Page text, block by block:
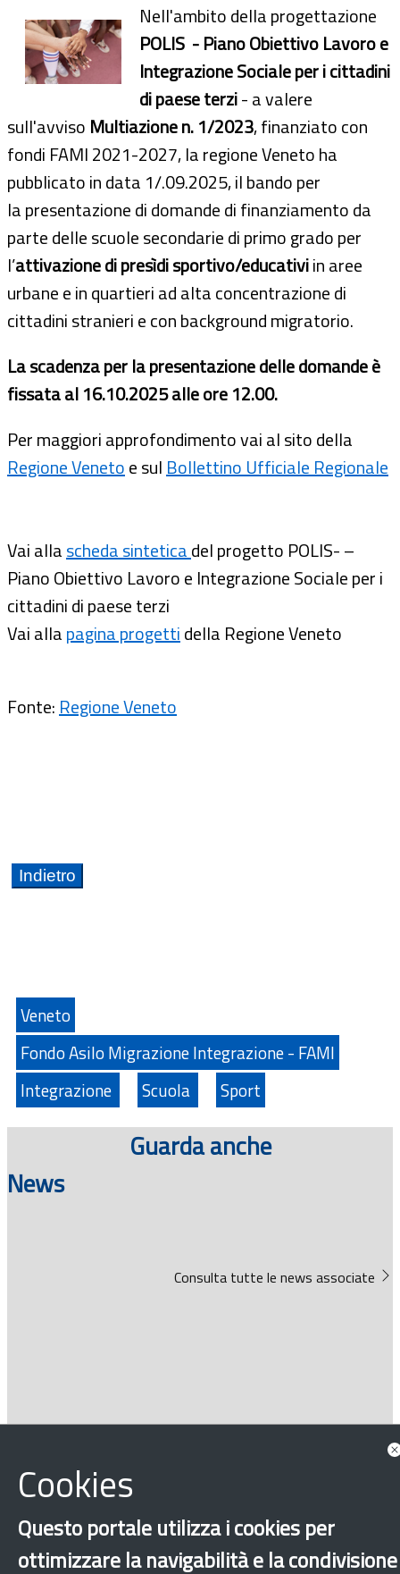
Nell'ambito della progettazione
POLIS - Piano Obiettivo Lavoro e
Integrazione Sociale per i cittadini
di paese terzi- a valere
sull'avviso Multiazione n. 1/2023, finanziato con
fondi FAMI 2021-2027, la regione Veneto ha
pubblicato in data 1/.09.2025, il bando per
la presentazione di domande di finanziamento da
parte delle scuole secondarie di primo grado per
l’attivazione di presìdi sportivo/educativiin aree
urbane e in quartieri ad alta concentrazione di
cittadini stranieri e con background migratorio.
La scadenza per la presentazione delle domande è
fissata al 16.10.2025 alle ore 12.00.
Per maggiori approfondimento vai al sito della
Regione Venetoe sul Bollettino Ufficiale Regionale
Vai allascheda sinteticadel progetto POLIS- –
Piano Obiettivo Lavoro e Integrazione Sociale per i
cittadini di paese terzi
Vai allapagina progettidella Regione Veneto
Fonte: Regione Veneto
Veneto
Fondo Asilo Migrazione Integrazione - FAMI
Integrazione
Scuola Sport
Guarda anche
News
Consulta tutte le news associate
Progetti
Cookies
Questo portale utilizza i cookies per
ottimizzare la navigabilità e la condivisione